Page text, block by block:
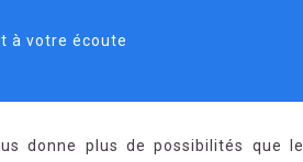
à votre écoute
donne plus de possibilités que le